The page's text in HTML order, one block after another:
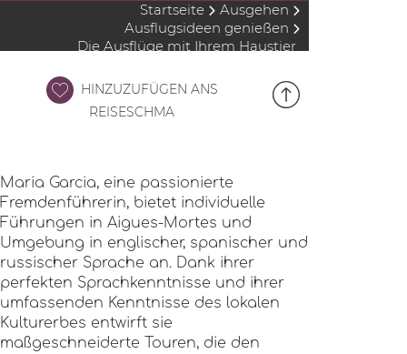
Startseite
Ausgehen
Ausflugsideen genießen
Die Ausflüge mit Ihrem Haustier
HINZUZUFÜGEN ANS
REISESCHMA
Maria Garcia, eine passionierte
Fremdenführerin, bietet individuelle
Führungen in Aigues-Mortes und
Umgebung in englischer, spanischer und
russischer Sprache an. Dank ihrer
perfekten Sprachkenntnisse und ihrer
umfassenden Kenntnisse des lokalen
Kulturerbes entwirft sie
maßgeschneiderte Touren, die den